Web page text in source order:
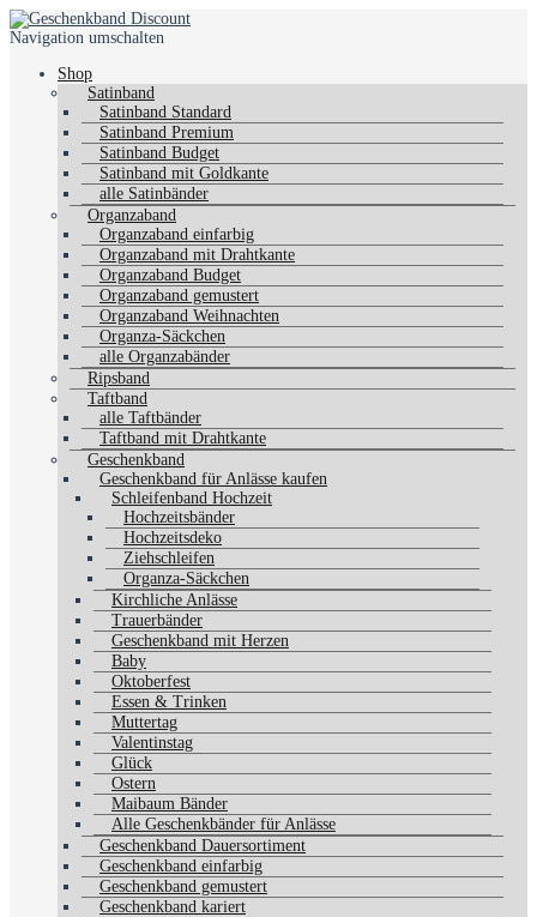
Navigation umschalten
Shop
Satinband
Satinband Standard
Satinband Premium
Satinband Budget
Satinband mit Goldkante
alle Satinbänder
Organzaband
Organzaband einfarbig
Organzaband mit Drahtkante
Organzaband Budget
Organzaband gemustert
Organzaband Weihnachten
Organza-Säckchen
alle Organzabänder
Ripsband
Taftband
alle Taftbänder
Taftband mit Drahtkante
Geschenkband
Geschenkband für Anlässe kaufen
Schleifenband Hochzeit
Hochzeitsbänder
Hochzeitsdeko
Ziehschleifen
Organza-Säckchen
Kirchliche Anlässe
Trauerbänder
Geschenkband mit Herzen
Baby
Oktoberfest
Essen & Trinken
Muttertag
Valentinstag
Glück
Ostern
Maibaum Bänder
Alle Geschenkbänder für Anlässe
Geschenkband Dauersortiment
Geschenkband einfarbig
Geschenkband gemustert
Geschenkband kariert